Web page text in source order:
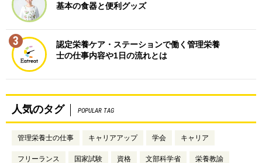
基本の食器と便利グッズ
3
認定栄養ケア・ステーションで働く管理栄養
士の仕事内容や1日の流れとは
人気のタグ POPULAR TAG
管理栄養士の仕事 キャリアアップ 学会 キャリア
フリーランス 国家試験 資格 文部科学省 栄養教諭